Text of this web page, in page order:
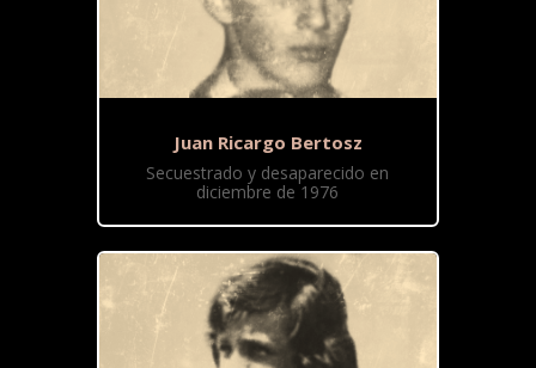
Juan Ricargo Bertosz
Secuestrado y desaparecido en
diciembre de 1976